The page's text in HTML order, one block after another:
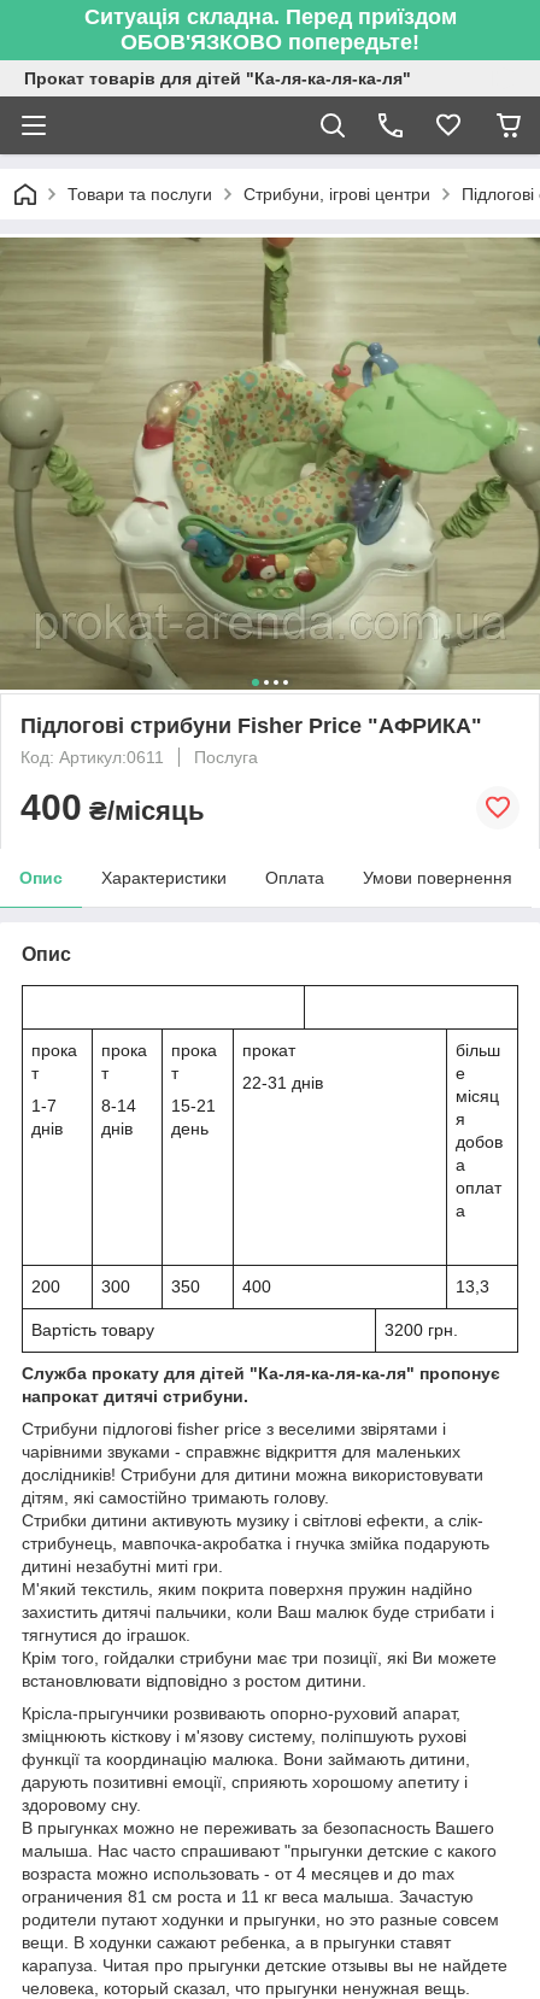
Ситуація складна. Перед приїздом
ОБОВ'ЯЗКОВО попередьте!
Прокат товарів для дітей "Ка-ля-ка-ля-ка-ля"
Товари та послуги Стрибуни, ігрові центри
Підлогові стрибуни Fisher Price "АФРИКА"
Код: Артикул:0611 Послуга
400 ₴/місяць
Опис Характеристики Оплата Умови повернення
Опис
прока
т
1-7
днів
прока
т
8-14
днів
прока
т
15-21
день
прокат
22-31 днів
більш
е
місяц
я
добов
а
оплат
а
200 300 350 400 13,3
Вартість товару 3200 грн.
Служба прокату для дітей "Ка-ля-ка-ля-ка-ля" пропонує
напрокат дитячі стрибуни.
Стрибуни підлогові fisher price з веселими звірятами і
чарівними звуками - справжнє відкриття для маленьких
дослідників! Стрибуни для дитини можна використовувати
дітям, які самостійно тримають голову.
Стрибки дитини активують музику і світлові ефекти, а слік-
стрибунець, мавпочка-акробатка і гнучка змійка подарують
дитині незабутні миті гри.
М'який текстиль, яким покрита поверхня пружин надійно
захистить дитячі пальчики, коли Ваш малюк буде стрибати і
тягнутися до іграшок.
Крім того, гойдалки стрибуни має три позиції, які Ви можете
встановлювати відповідно з ростом дитини.
Крісла-прыгунчики розвивають опорно-руховий апарат,
зміцнюють кісткову і м'язову систему, поліпшують рухові
функції та координацію малюка. Вони займають дитини,
дарують позитивні емоції, сприяють хорошому апетиту і
здоровому сну.
В прыгунках можно не переживать за безопасность Вашего
малыша. Нас часто спрашивают "прыгунки детские с какого
возраста можно использовать - от 4 месяцев и до max
ограничения 81 см роста и 11 кг веса малыша. Зачастую
родители путают ходунки и прыгунки, но это разные совсем
вещи. В ходунки сажают ребенка, а в прыгунки ставят
карапуза. Читая про прыгунки детские отзывы вы не найдете
человека, который сказал, что прыгунки ненужная вещь.